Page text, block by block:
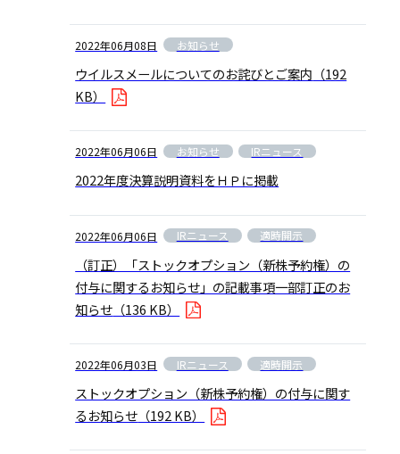
2022年06月08日 お知らせ
ウイルスメールについてのお詫びとご案内 （192
KB）
2022年06月06日 お知らせ IRニュース
2022年度決算説明資料をＨＰに掲載
2022年06月06日 IRニュース 適時開示
（訂正）「ストックオプション（新株予約権）の
付与に関するお知らせ」の記載事項一部訂正のお
知らせ （136 KB）
2022年06月03日 IRニュース 適時開示
ストックオプション（新株予約権）の付与に関す
るお知らせ （192 KB）